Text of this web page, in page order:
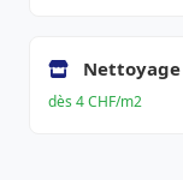
dès 4 CHF/m2